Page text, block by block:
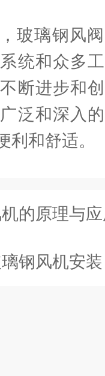
璃钢风阀
统和众多
断进步和
泛和深入
利和舒适。
的原理与应用：
钢风机安装